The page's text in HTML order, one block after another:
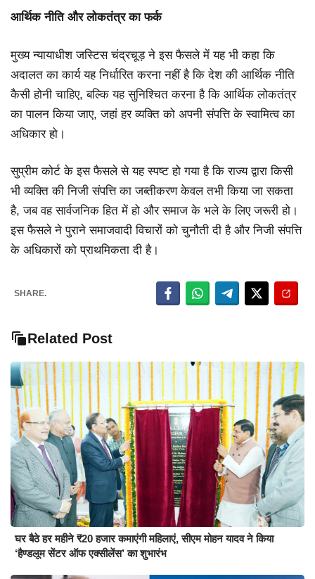
आर्थिक नीति और लोकतंत्र का फर्क
मुख्य न्यायाधीश जस्टिस चंद्रचूड़ ने इस फैसले में यह भी कहा कि
अदालत का कार्य यह निर्धारित करना नहीं है कि देश की आर्थिक नीति
कैसी होनी चाहिए, बल्कि यह सुनिश्चित करना है कि आर्थिक लोकतंत्र
का पालन किया जाए, जहां हर व्यक्ति को अपनी संपत्ति के स्वामित्व का
अधिकार हो।
सुप्रीम कोर्ट के इस फैसले से यह स्पष्ट हो गया है कि राज्य द्वारा किसी
भी व्यक्ति की निजी संपत्ति का जब्तीकरण केवल तभी किया जा सकता
है, जब वह सार्वजनिक हित में हो और समाज के भले के लिए जरूरी हो।
इस फैसले ने पुराने समाजवादी विचारों को चुनौती दी है और निजी संपत्ति
के अधिकारों को प्राथमिकता दी है।
SHARE.
Related Post
घर बैठे हर महीने ₹20 हजार कमाएंगी महिलाएं, सीएम मोहन यादव ने किया
‘हैण्डलूम सेंटर ऑफ एक्सीलेंस’ का शुभारंभ